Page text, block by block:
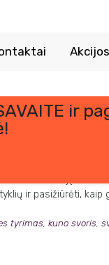
Akcijos
ir
kontroliuojate
ir pasižiūrėti, kaip
tyrimas,kuno svoris,